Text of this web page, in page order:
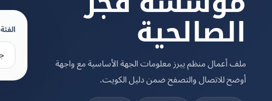
الصالحية
ملف أعمال منظم يبرز معلومات الجهة الأساسية مع واجهة
أوضح للاتصال والتصفح ضمن دليل الكويت.
الفئة